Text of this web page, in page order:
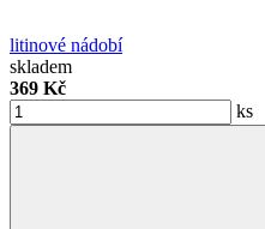
litinové nádobí
skladem
369 Kč
ks